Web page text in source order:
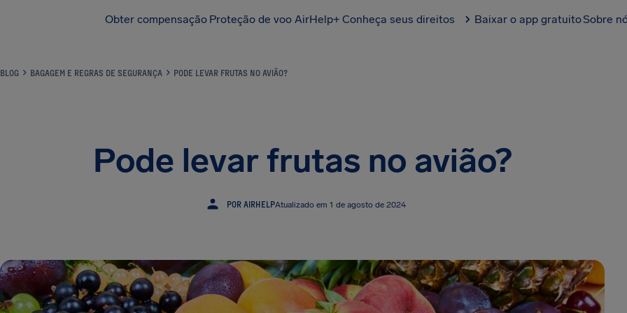
Obter compensação Proteção de voo AirHelp+ Conheça seus direitos Baixar o app gratuitoSobre
BLOG BAGAGEM E REGRAS DE SEGURANÇA PODE LEVAR FRUTAS NO AVIÃO?
Pode levar frutas no avião?
POR AIRHELPAtualizado em 1 de agosto de 2024